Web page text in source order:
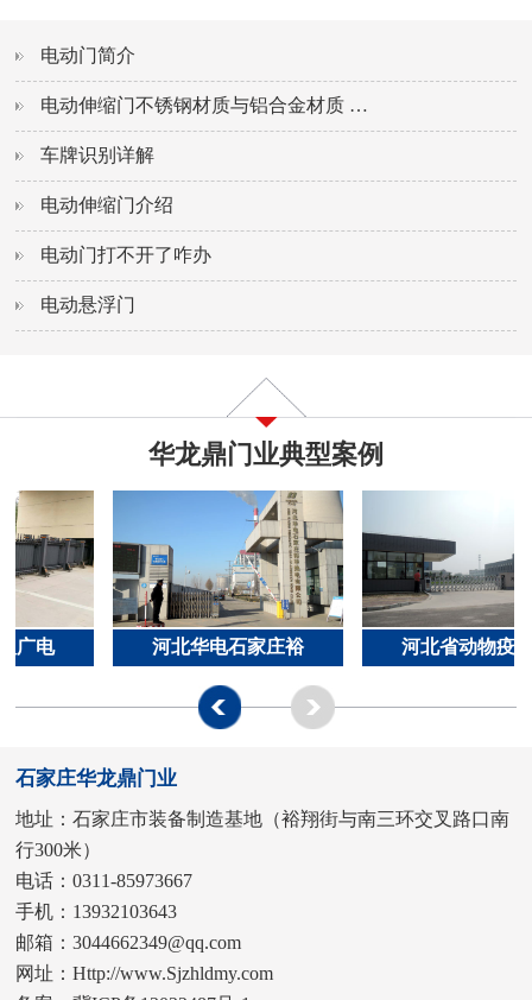
电动门简介
电动伸缩门不锈钢材质与铝合金材质 …
车牌识别详解
电动伸缩门介绍
电动门打不开了咋办
电动悬浮门
华龙鼎门业典型案例
广电 河北华电石家庄裕 河北省动物疫病
石家庄华龙鼎门业
地址：石家庄市装备制造基地（裕翔街与南三环交叉路口南
行300米）
电话：0311-85973667
手机：13932103643
邮箱：3044662349@qq.com
网址：Http://www.Sjzhldmy.com